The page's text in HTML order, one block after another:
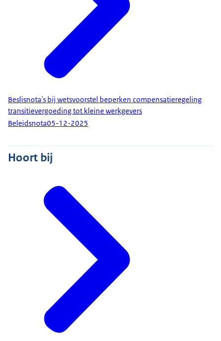
Beslisnota's bij wetsvoorstel beperken compensatieregeling
transitievergoeding tot kleine werkgevers
Beleidsnota05-12-2025
Hoort bij